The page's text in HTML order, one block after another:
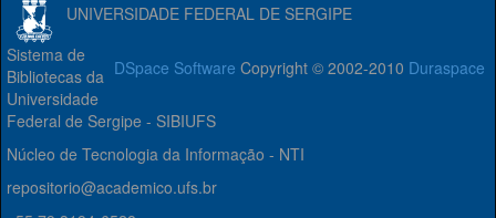
UNIVERSIDADE FEDERAL DE SERGIPE
DSpace Software Copyright © 2002-2010 Duraspace
Sistema de
Bibliotecas da
Universidade
Federal de Sergipe - SIBIUFS
Núcleo de Tecnologia da Informação - NTI
repositorio@academico.ufs.br